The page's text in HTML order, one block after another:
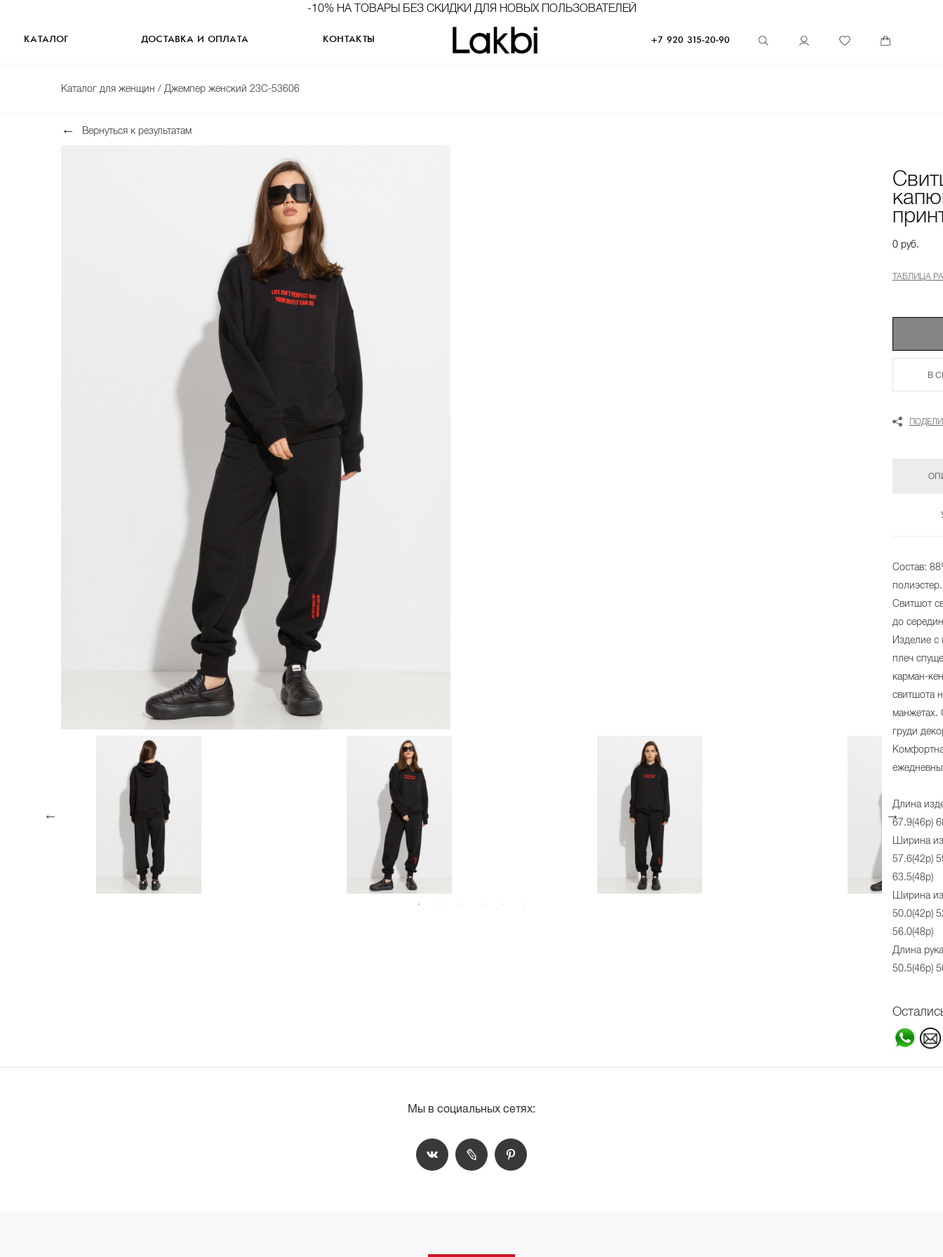
-10% НА ТОВАРЫ БЕЗ СКИДКИ ДЛЯ НОВЫХ ПОЛЬЗОВАТЕЛЕЙ
КАТАЛОГ ДОСТАВКА И ОПЛАТА КОНТАКТЫ +7 920 315-20-90
Каталог для женщин / Джемпер женский 23C-53606
Вернуться к результатам
0 руб.
ТАБЛИЦА
В
Состав:
полиэстер.
Свитшот
до
Изделие
плеч
карман-
свитшота
манжетах.
груди
Длина
67.9(46р)
Ширина
57.6(42р)
63.5(48р)
Ширина
50.0(42р)
56.0(48р)
Длина
50.5(46р)
Мы в социальных сетях: